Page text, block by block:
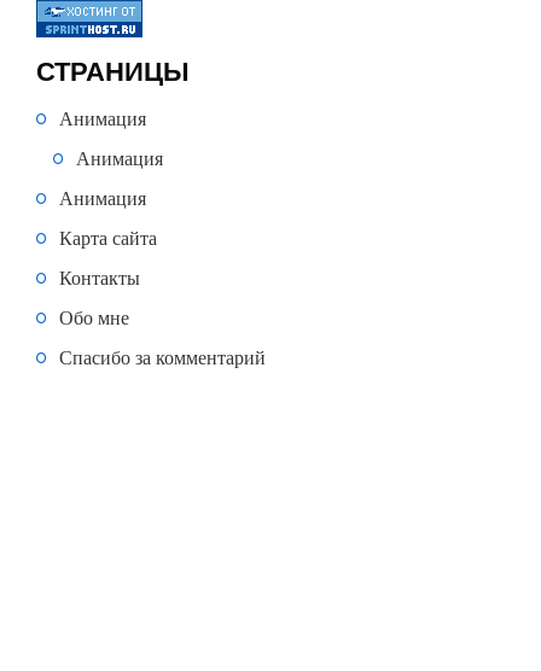
СТРАНИЦЫ
Анимация
Анимация
Анимация
Карта сайта
Контакты
Обо мне
Спасибо за комментарий